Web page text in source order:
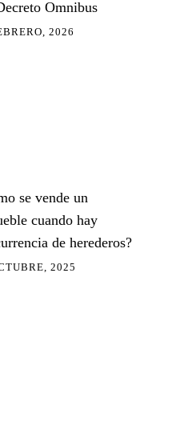
Omnibus
2026
se vende un
cuando hay
de herederos?
2025